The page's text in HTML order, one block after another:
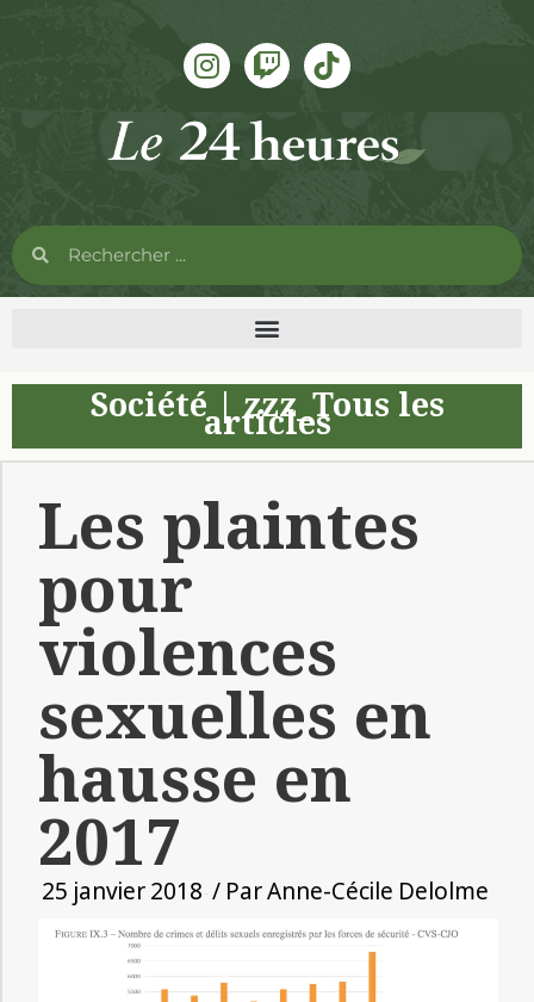
Société|zzz_Tous les
articles
Les plaintes
pour
violences
sexuelles en
hausse en
2017
25 janvier 2018 / ParAnne-Cécile Delolme